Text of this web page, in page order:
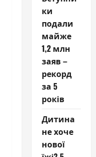
ки
подали
майже
1,2 млн
заяв –
рекорд
за 5
років
Дитина
не хоче
нової